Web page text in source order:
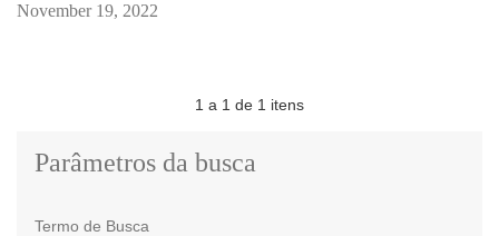
November 19, 2022
1 a 1 de 1 itens
Parâmetros da busca
Termo de Busca